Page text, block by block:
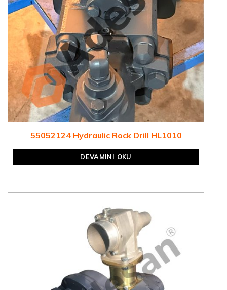
55052124 Hydraulic Rock Drill HL1010
DEVAMINI OKU